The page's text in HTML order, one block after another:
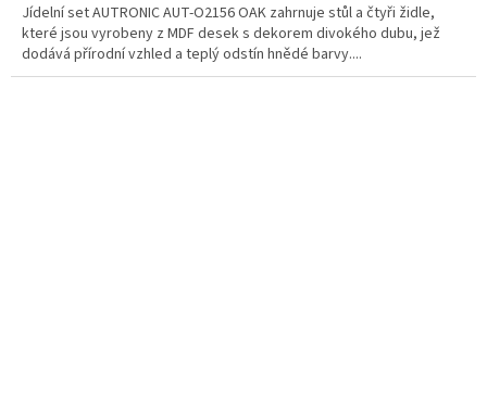
Jídelní set AUTRONIC AUT-O2156 OAK zahrnuje stůl a čtyři židle,
které jsou vyrobeny z MDF desek s dekorem divokého dubu, jež
dodává přírodní vzhled a teplý odstín hnědé barvy....